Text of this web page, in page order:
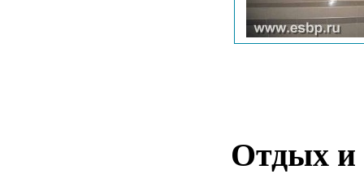
Отдых и